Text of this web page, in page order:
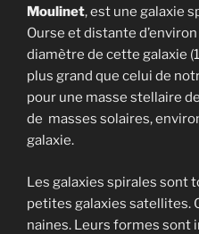
Moulinet, est une galaxie
Ourse et distante
diamètre de cette galaxie
plus grand que celui de
pour une masse stellaire
de masses solaires,
galaxie.
Les galaxies spirales sont
petites galaxies satellites.
naines. Leurs formes sont